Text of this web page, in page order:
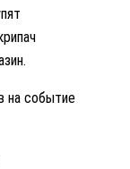
на событие